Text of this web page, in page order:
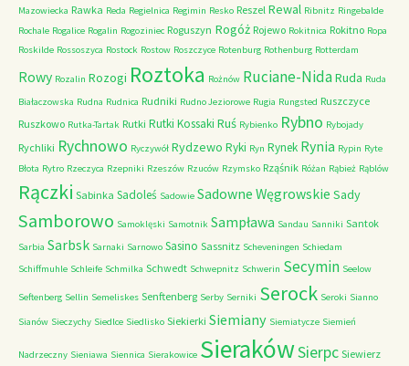
Mazowiecka Rawka Reda Regielnica Regimin Resko Reszel Rewal Ribnitz Ringebalde
Rochale Rogalice Rogalin Rogoziniec Roguszyn Rogóż Rojewo Rokitnica Rokitno Ropa
Roskilde Rossoszyca Rostock Rostow Roszczyce Rotenburg Rothenburg Rotterdam
Rowy Rozalin Rozogi Roztoka Rożnów Ruciane-NidaRuda Ruda
Białaczowska Rudna Rudnica Rudniki Rudno Jeziorowe Rugia Rungsted Ruszczyce
Ruszkowo Rutka-Tartak Rutki Rutki Kossaki Ruś Rybienko Rybno Rybojady
Rychliki Rychnowo Ryczywół Rydzewo Ryki Ryn Rynek Rynia Rypin Ryte
Błota Rytro Rzeczyca Rzepniki Rzeszów Rzuców Rzymsko Rząśnik Różan Rąbież Rąblów
Rączki Sabinka Sadoleś Sadowie Sadowne Węgrowskie Sady
Samborowo Samoklęski Samotnik Sampława Sandau Sanniki Santok
Sarbia Sarbsk Sarnaki Sarnowo Sasino Sassnitz Scheveningen Schiedam
Schiffmuhle Schleife Schmilka Schwedt Schwepnitz Schwerin Secymin Seelow
Seftenberg Sellin Semeliskes Senftenberg Serby Serniki Serock Seroki Sianno
Sianów Sieczychy Siedlce Siedlisko Siekierki Siemiany Siemiatycze Siemień
Nadrzeczny Sieniawa Siennica Sierakowice SierakówSierpc Siewierz